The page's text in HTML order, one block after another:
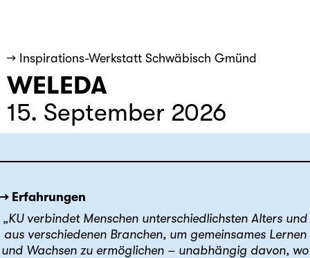
→ Inspirations-Werkstatt Schwäbisch Gmünd
WELEDA
15. September 2026
→ Erfahrungen
„KU verbindet Menschen unterschiedlichsten Alters und
aus verschiedenen Branchen, um gemeinsames Lernen
und Wachsen zu ermöglichen – unabhängig davon, wo